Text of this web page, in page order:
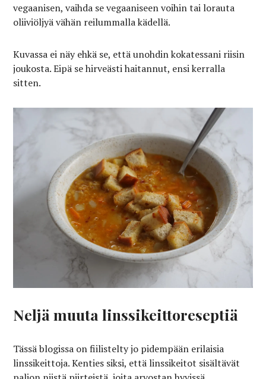
vegaanisen, vaihda se vegaaniseen voihin tai lorauta
oliiviöljyä vähän reilummalla kädellä.
Kuvassa ei näy ehkä se, että unohdin kokatessani riisin
joukosta. Eipä se hirveästi haitannut, ensi kerralla
sitten.
Neljä muuta linssikeittoreseptiä
Tässä blogissa on fiilistelty jo pidempään erilaisia
linssikeittoja. Kenties siksi, että linssikeitot sisältävät